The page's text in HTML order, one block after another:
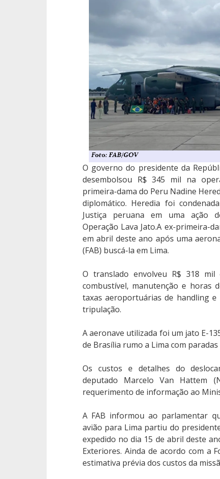
O governo do presidente da
desembolsou R$ 345 mil na
primeira-dama do Peru Nadine
diplomático. Heredia foi
Justiça peruana em uma ação
Operação Lava Jato.A ex-primeira-
em abril deste ano após uma
(FAB) buscá-la em Lima.
O translado envolveu R$ 318 mil
combustível, manutenção e horas
taxas aeroportuárias de handling
tripulação.
A aeronave utilizada foi um jato E-
de Brasília rumo a Lima com
Os custos e detalhes do
deputado Marcelo Van Hattem
requerimento de informação ao
A FAB informou ao parlamentar
avião para Lima partiu do
expedido no dia 15 de abril deste
Exteriores. Ainda de acordo com a
estimativa prévia dos custos da